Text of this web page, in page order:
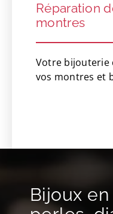
Réparation
montres
Votre bijouterie
vos montres et
Bijoux